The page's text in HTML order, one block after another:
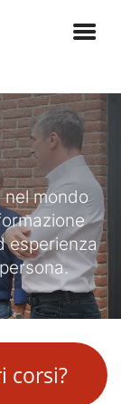
nel mondo
esperienza
corsi?